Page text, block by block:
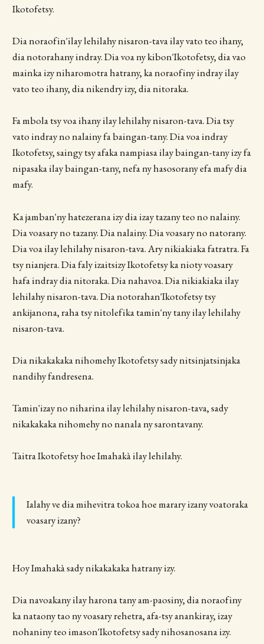
Ikotofetsy.
Dia noraofin'ilay lehilahy nisaron-tava ilay vato teo ihany,
dia notorahany indray. Dia voa ny kibon'Ikotofetsy, dia vao
mainka izy niharomotra hatrany, ka noraofiny indray ilay
vato teo ihany, dia nikendry izy, dia nitoraka.
Fa mbola tsy voa ihany ilay lehilahy nisaron-tava. Dia tsy
vato indray no nalainy fa baingan-tany. Dia voa indray
Ikotofetsy, saingy tsy afaka nampiasa ilay baingan-tany izy fa
nipasaka ilay baingan-tany, nefa ny hasosorany efa mafy dia
mafy.
Ka jamban'ny hatezerana izy dia izay tazany teo no nalainy.
Dia voasary no tazany. Dia nalainy. Dia voasary no natorany.
Dia voa ilay lehilahy nisaron-tava. Ary nikiakiaka fatratra. Fa
tsy nianjera. Dia faly izaitsizy Ikotofetsy ka nioty voasary
hafa indray dia nitoraka. Dia nahavoa. Dia nikiakiaka ilay
lehilahy nisaron-tava. Dia notorahan'Ikotofetsy tsy
ankijanona, raha tsy nitolefika tamin'ny tany ilay lehilahy
nisaron-tava.
Dia nikakakaka nihomehy Ikotofetsy sady nitsinjatsinjaka
nandihy fandresena.
Tamin'izay no niharina ilay lehilahy nisaron-tava, sady
nikakakaka nihomehy no nanala ny sarontavany.
Taitra Ikotofetsy hoe Imahakà ilay lehilahy.
Ialahy ve dia mihevitra tokoa hoe marary izany voatoraka
voasary izany?
Hoy Imahakà sady nikakakaka hatrany izy.
Dia navoakany ilay harona tany am-paosiny, dia noraofiny
ka nataony tao ny voasary rehetra, afa-tsy anankiray, izay
nohaniny teo imason'Ikotofetsy sady nihosanosana izy.